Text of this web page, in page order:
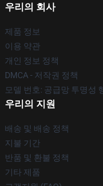
우리의 회사
제품 정보
이용 약관
개인 정보 정책
DMCA - 저작권 정책
모델 번호: 공급망 투명성
우리의 지원
배송 및 배송 정책
지불 기간
반품 및 환불 정책
기타 제품